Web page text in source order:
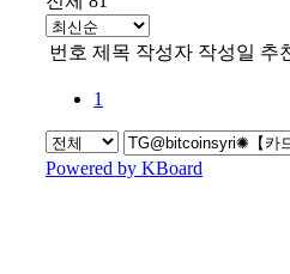
번호 제목 작성자 작성일 추
1
Powered by KBoard